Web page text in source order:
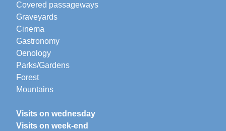
Covered passageways
Graveyards
Cinema
Gastronomy
Oenology
Parks/Gardens
Forest
Mountains
Visits on wednesday
Visits on week-end